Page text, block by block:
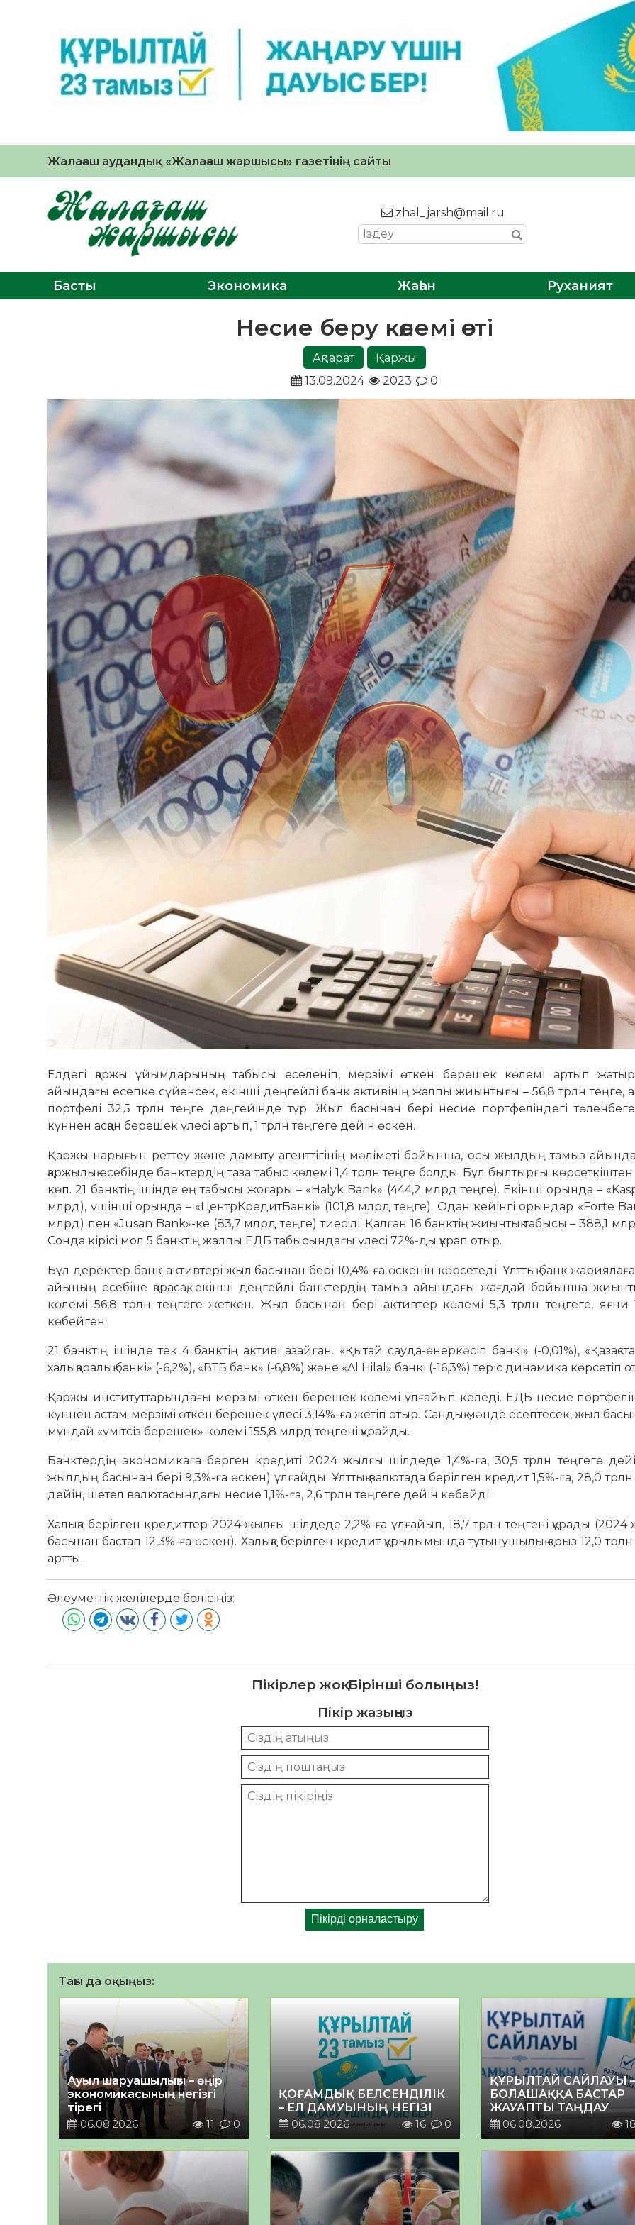
Жалағаш аудандық «Жалағаш жаршысы» газетінің сайты
zhal_jarsh@mail.ru
Басты Экономика Жаһан Руханият
Несие беру көлемі өсті
Ақпарат
Қаржы
13.09.2024
2023 0
Елдегі қаржы ұйымдарының табысы еселеніп, мерзімі өткен берешек көлемі артып
айындағы есепке сүйенсек, екінші деңгейлі банк активінің жалпы жиынтығы – 56,8 трлн теңге,
портфелі 32,5 трлн теңге деңгейінде тұр. Жыл басынан бері несие портфеліндегі
күннен асқан берешек үлесі артып, 1 трлн теңгеге дейін өскен.
Қаржы нарығын реттеу және дамыту агенттігінің мәліметі бойынша, осы жылдың тамыз
қаржылық есебінде банктердің таза табыс көлемі 1,4 трлн теңге болды. Бұл былтырғы көрсеткіштен
көп. 21 банктің ішінде ең табысы жоғары – «Halyk Bank» (444,2 млрд теңге). Екінші орында –
млрд), үшінші орында – «ЦентрКредитБанкі» (101,8 млрд теңге). Одан кейінгі орындар «Forte
млрд) пен «Jusan Bank»-ке (83,7 млрд теңге) тиесілі. Қалған 16 банктің жиынтық табысы – 388,1
Сонда кірісі мол 5 банктің жалпы ЕДБ табысындағы үлесі 72%-ды құрап отыр.
Бұл деректер банк активтері жыл басынан бері 10,4%-ға өскенін көр­сетеді. Ұлттық банк
айының есебіне қарасақ, екінші деңгейлі банктердің тамыз айындағы жағдай бойынша
көлемі 56,8 трлн теңгеге жеткен. Жыл басынан бері активтер көлемі 5,3 трлн теңгеге, яғни
көбейген.
21 банктің ішінде тек 4 банктің активі азайған. «Қытай сауда-өнеркәсіп банкі» (-0,01%),
халықаралық банкі» (-6,2%), «ВТБ банк» (-6,8%) және «Al Hilal» банкі (-16,3%) теріс динамика көрсетіп
Қаржы институттарындағы мерзімі өткен берешек көлемі ұлғайып келеді. ЕДБ несие
күннен астам мер­зімі өткен берешек үлесі 3,14%-ға жетіп отыр. Сандық мән­де есептесек, жыл
мұндай «үмітсіз берешек» кө­лемі 155,8 млрд теңгені құрай­ды.
Банктердің экономикаға берген кредиті 2024 жылғы шілдеде 1,4%-ға, 30,5 трлн теңгеге
жылдың басынан бері 9,3%-ға өскен) ұлғайды. Ұлттық валютада берілген кредит 1,5%-ға, 28,0 трлн
дейін, шетел валютасындағы несие 1,1%-ға, 2,6 трлн теңгеге дейін көбейді.
Халыққа берілген кредиттер 2024 жылғы шілдеде 2,2%-ға ұлғайып, 18,7 трлн теңгені құрады
басынан бастап 12,3%-ға өскен). Халыққа берілген кредит құрылымында тұтынушылық қарыз 12,0 трлн
артты.
Әлеуметтік желілерде бөлісіңіз:
Пікірлер жоқ. Бірінші болыңыз!
Пікір жазыңыз
Тағы да оқыңыз:
Ауыл шаруашылығы – өңір
экономикасының негізгі
тірегі
06.08.2026
11 0
ҚОҒАМДЫҚ БЕЛСЕНДІЛІК
– ЕЛ ДАМУЫНЫҢ НЕГІЗІ
06.08.2026
16 0
ҚҰРЫЛТАЙ САЙЛАУЫ –
БОЛАШАҚҚА БАСТАР
ЖАУАПТЫ ТАҢДАУ
06.08.2026
18